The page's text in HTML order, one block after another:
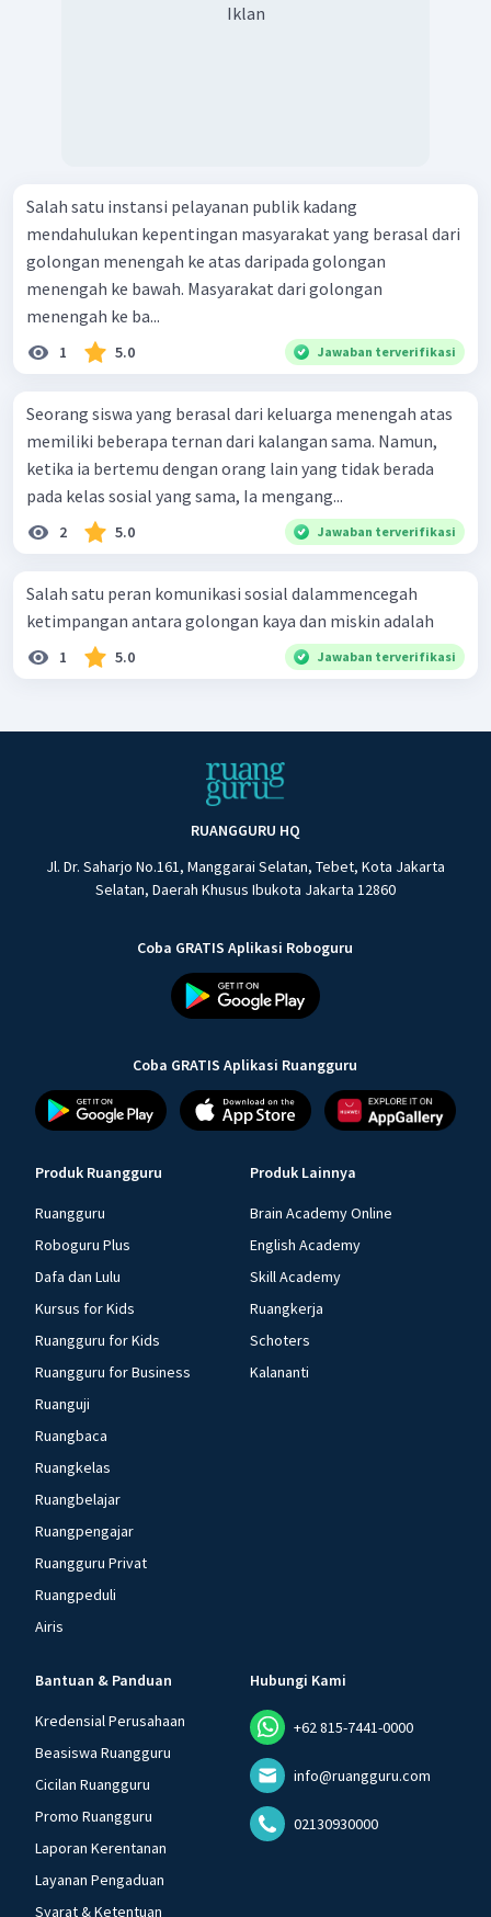
Iklan
Salah satu instansi pelayanan publik kadang
mendahulukan kepentingan masyarakat yang berasal dari
golongan menengah ke atas daripada golongan
menengah ke bawah. Masyarakat dari golongan
menengah ke ba...
1 5.0 Jawaban terverifikasi
Seorang siswa yang berasal dari keluarga menengah atas
memiliki beberapa ternan dari kalangan sama. Namun,
ketika ia bertemu dengan orang lain yang tidak berada
pada kelas sosial yang sama, Ia mengang...
2 5.0 Jawaban terverifikasi
Salah satu peran komunikasi sosial dalammencegah
ketimpangan antara golongan kaya dan miskin adalah
1 5.0 Jawaban terverifikasi
RUANGGURU HQ
Jl. Dr. Saharjo No.161, Manggarai Selatan, Tebet, Kota Jakarta
Selatan, Daerah Khusus Ibukota Jakarta 12860
Coba GRATIS Aplikasi Roboguru
Coba GRATIS Aplikasi Ruangguru
Produk Ruangguru
Ruangguru
Roboguru Plus
Dafa dan Lulu
Kursus for Kids
Ruangguru for Kids
Ruangguru for Business
Ruanguji
Ruangbaca
Ruangkelas
Ruangbelajar
Ruangpengajar
Ruangguru Privat
Ruangpeduli
Airis
Produk Lainnya
Brain Academy Online
English Academy
Skill Academy
Ruangkerja
Schoters
Kalananti
Bantuan & Panduan
Kredensial Perusahaan
Beasiswa Ruangguru
Cicilan Ruangguru
Promo Ruangguru
Laporan Kerentanan
Layanan Pengaduan
Syarat & Ketentuan
Hubungi Kami
+62 815-7441-0000
info@ruangguru.com
02130930000